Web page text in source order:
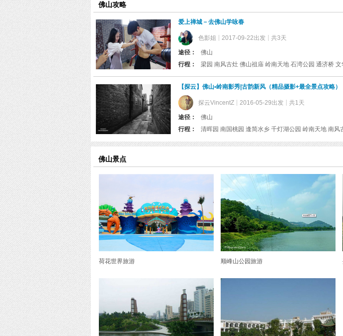
信
息
佛山攻略
爱上禅城－去佛山学咏春
色影姐 2017-09-22出发 共3天
途径：
佛山
行程：
【探云】佛山•岭南影秀|古韵新风（精品摄影+最全景点攻略）
探云VincentZ 2016-05-29出发 共1天
途径：
佛山
行程：
佛山景点
荷花世界旅游 顺峰山公园旅游